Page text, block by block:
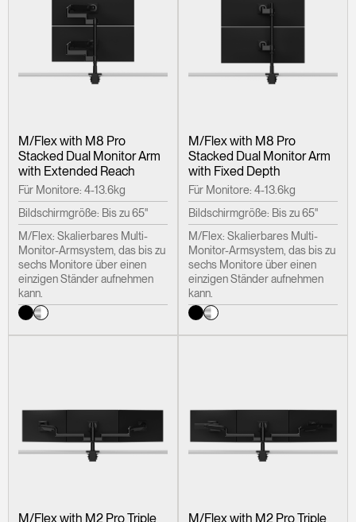
Wähle deinen Standort
SIGN IN WITH SSO
Account erstellen
REGISTRIEREN
Artikelcode vorhanden?
Close
M/Flex with M8 Pro
Stacked Dual Monitor Arm
with Extended Reach
Für Monitore: 4-13.6kg
Bildschirmgröße: Bis zu 65"
M/Flex: Skalierbares Multi-
Monitor-Armsystem, das bis zu
sechs Monitore über einen
einzigen Ständer aufnehmen
kann.
M/Flex with M8 Pro
Stacked Dual Monitor Arm
with Fixed Depth
Für Monitore: 4-13.6kg
Bildschirmgröße: Bis zu 65"
M/Flex: Skalierbares Multi-
Monitor-Armsystem, das bis zu
sechs Monitore über einen
einzigen Ständer aufnehmen
kann.
M/Flex with M2 Pro Triple
M/Flex with M2 Pro Triple